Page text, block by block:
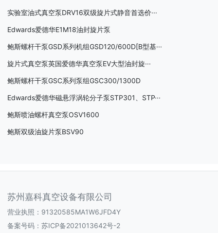
实验室油式真空泵DRV16双级旋片式静音首选价···
Edwards爱德华E1M18油封旋片泵
鲍斯螺杆干泵GSD系列机组GSD120/600D[B型基···
旋片式真空泵英国爱德华真空泵EV大型油封旋···
鲍斯螺杆干泵GSC系列泵组GSC300/1300D
Edwards爱德华磁悬浮涡轮分子泵STP301、STP···
鲍斯喷油螺杆真空泵OSV1600
鲍斯双级油旋片泵BSV90
苏州嘉科真空设备有限公司
营业执照：91320585MA1W6JFD4Y
备案号码： 苏ICP备2021013642号-2